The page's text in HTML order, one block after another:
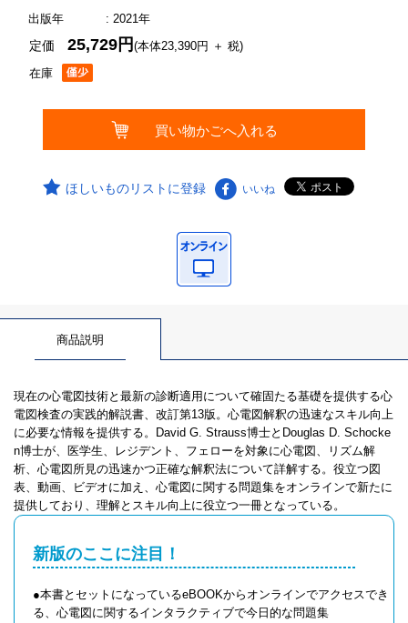
出版年
: 2021年
在庫
定価25,729円(本体23,390円 ＋ 税)
ほしいものリストに登録 いいね
商品説明
現在の心電図技術と最新の診断適用について確固たる基礎を提供する心
電図検査の実践的解説書、改訂第13版。心電図解釈の迅速なスキル向上
に必要な情報を提供する。David G. Strauss博士とDouglas D. Schocke
n博士が、医学生、レジデント、フェローを対象に心電図、リズム解
析、心電図所見の迅速かつ正確な解釈法について詳解する。役立つ図
表、動画、ビデオに加え、心電図に関する問題集をオンラインで新たに
提供しており、理解とスキル向上に役立つ一冊となっている。
新版のここに注目！
●本書とセットになっているeBOOKからオンラインでアクセスでき
る、心電図に関するインタラクティブで今日的な問題集